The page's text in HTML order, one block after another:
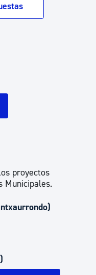
proyectos
Municipales.